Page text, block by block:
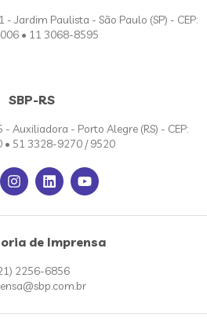
Jardim Paulista - São Paulo (SP) - CEP:
• 11 3068-8595
SBP-RS
- Auxiliadora - Porto Alegre (RS) - CEP:
• 51 3328-9270 / 9520
de Imprensa
2256-6856